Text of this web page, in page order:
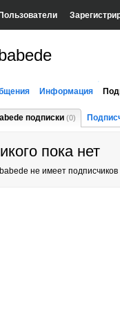
Информация
подписки (0)
пока нет
не имеет подписчиков